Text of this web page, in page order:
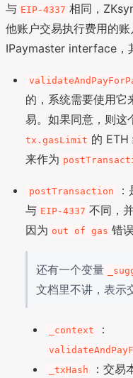
与 EIP-4337 相同，
他账户交易执行费用的账
IPaymaster interface，
的，系统需要使用它
易。如果同意，则这
tx.gasLimit 的
来作为
postTransaction
与 EIP-4337 不同，
因为 out of gas 错
还有一个变量
文档里不讲，表示
_context ：
_txHash ：交易